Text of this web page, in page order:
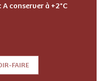
conserver à +2°C
FAIRE